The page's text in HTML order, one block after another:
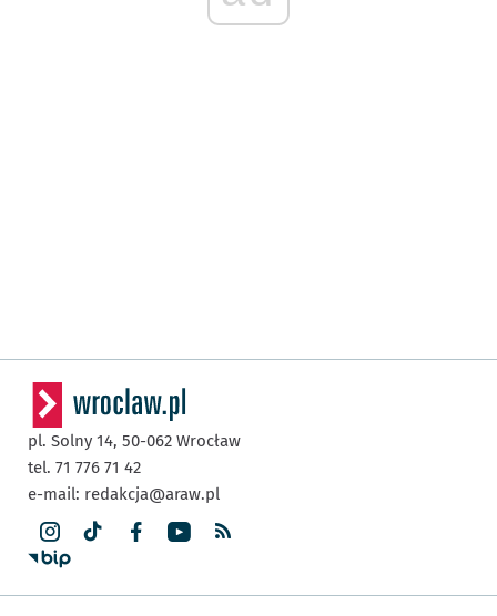
pl. Solny 14, 50-062 Wrocław
tel. 71 776 71 42
e-mail: redakcja@araw.pl